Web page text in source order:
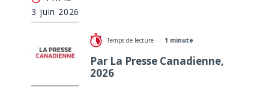
3 juin 2026
Temps de lecture : 1 minute
Par La Presse Canadienne,
2026